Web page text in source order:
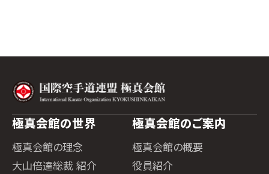
極真会館の世界
極真会館の理念
大山倍達総裁 紹介
極真会館のご案内
極真会館の概要
役員紹介